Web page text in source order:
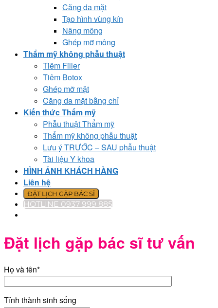
Căng da mặt
Tạo hình vùng kín
Nâng mông
Ghép mỡ mông
Thẩm mỹ không phẫu thuật
Tiêm Filler
Tiêm Botox
Ghép mỡ mặt
Căng da mặt bằng chỉ
Kiến thức Thẩm mỹ
Phẫu thuật Thẩm mỹ
Thẩm mỹ không phẫu thuật
Lưu ý TRƯỚC – SAU phẫu thuật
Tài liệu Y khoa
HÌNH ẢNH KHÁCH HÀNG
Liên hệ
ĐẶT LỊCH GẶP BÁC SĨ
HOTLINE 0937 999 885
Đặt lịch gặp bác sĩ tư vấn
Họ và tên*
Tỉnh thành sinh sống